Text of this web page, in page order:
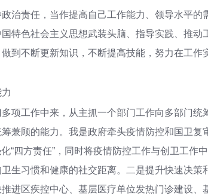
治责任，当作提高自己工作能力、领导水平
特色社会主义思想武装头脑、指导实践、推
到不断更新知识，不断提高技能，努力在工
项工作中来，从主抓一个部门工作向多部门
兼顾的能力。我是政府牵头疫情防控和国卫
“四方责任”，同时将疫情防控工作与创卫工
生习惯和健康的社交距离。二是提升快速决
进区疾控中心、基层医疗单位发热门诊建设